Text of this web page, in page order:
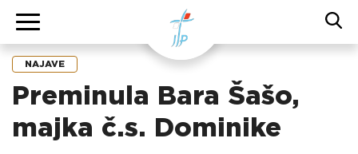
NAJAVE
Preminula Bara Šašo,
majka č.s. Dominike